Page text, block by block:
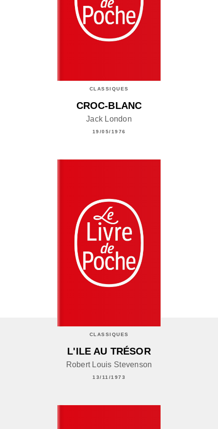
CLASSIQUES
CROC-BLANC
Jack London
19/05/1976
CLASSIQUES
L'ILE AU TRÉSOR
Robert Louis Stevenson
13/11/1973